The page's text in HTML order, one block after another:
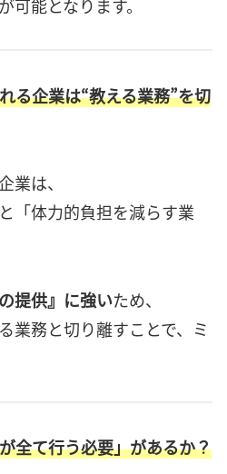
可能となります。
る企業は“教える業務”を切
業は、
「体力的負担を減らす業
提供』に強いため、
業務と切り離すことで、ミ
全て行う必要」があるか？